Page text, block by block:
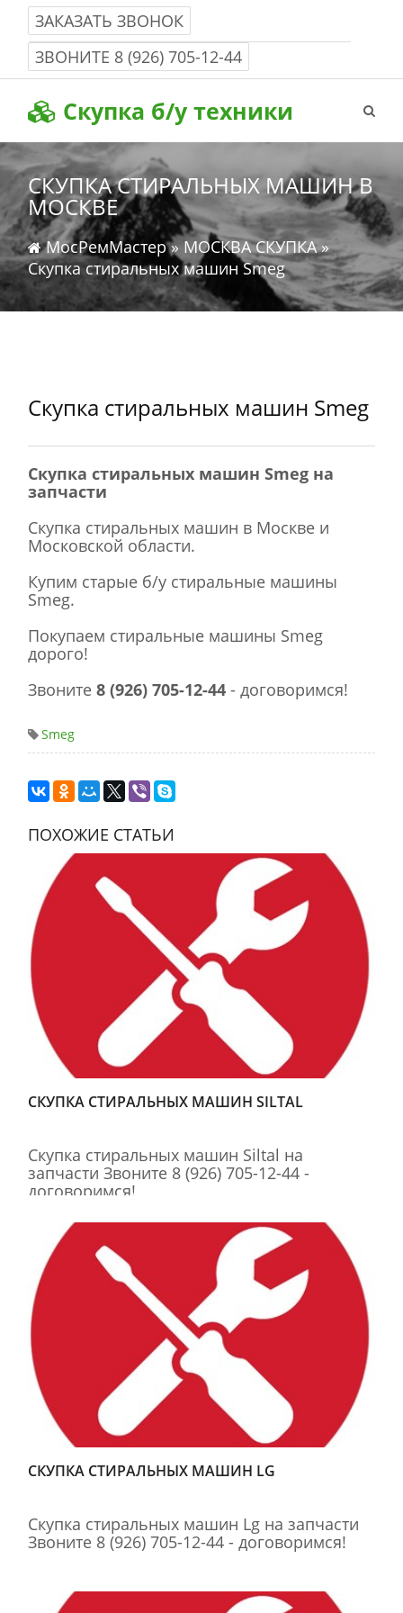
ЗАКАЗАТЬ ЗВОНОК
Работаем с 8-00 до 22-00 без выходных
ЗВОНИТЕ 8 (926) 705-12-44
Скупка б/у техники
СКУПКА СТИРАЛЬНЫХ МАШИН В
МОСКВЕ
МосРемМастер»МОСКВА СКУПКА»
Скупка стиральных машин Smeg
Скупка стиральных машин Smeg
Скупка стиральных машин Smeg на
запчасти
Скупка стиральных машин в Москве и
Московской области.
Купим старые б/у стиральные машины
Smeg.
Покупаем стиральные машины Smeg
дорого!
Звоните8 (926) 705-12-44 - договоримся!
Smeg
ПОХОЖИЕ СТАТЬИ
СКУПКА СТИРАЛЬНЫХ МАШИН SILTAL
Скупка стиральных машин Siltal на
запчасти Звоните 8 (926) 705-12-44 -
договоримся!
СКУПКА СТИРАЛЬНЫХ МАШИН LG
Скупка стиральных машин Lg на запчасти
Звоните 8 (926) 705-12-44 - договоримся!